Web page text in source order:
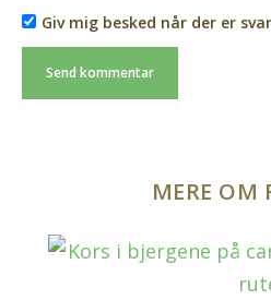
Giv mig besked når der er
MERE OM